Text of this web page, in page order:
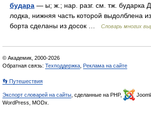
будара — ы; ж.; нар. разг. см. тж. бударка
лодка, нижняя часть которой выдолблена
борта сделаны из досок …
Словарь многих
© Академик, 2000-2026
Обратная связь: Техподдержка Реклама на сайте
👣 Путешествия
Экспорт словарей на сайты , сделанные на PHP,
WordPress, MODx.